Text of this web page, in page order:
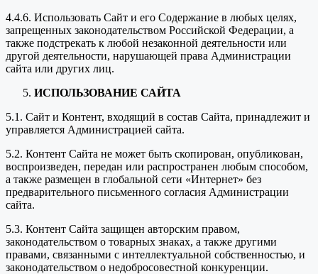
4.4.6. Использовать Сайт и его Содержание в любых целях,
запрещенных законодательством Российской Федерации, а
также подстрекать к любой незаконной деятельности или
другой деятельности, нарушающей права Администрации
сайта или других лиц.
ИСПОЛЬЗОВАНИЕ САЙТА
5.1. Сайт и Контент, входящий в состав Сайта, принадлежит и
управляется Администрацией сайта.
5.2. Контент Сайта не может быть скопирован, опубликован,
воспроизведен, передан или распространен любым способом,
а также размещен в глобальной сети «Интернет» без
предварительного письменного согласия Администрации
сайта.
5.3. Контент Сайта защищен авторским правом,
законодательством о товарных знаках, а также другими
правами, связанными с интеллектуальной собственностью, и
законодательством о недобросовестной конкуренции.